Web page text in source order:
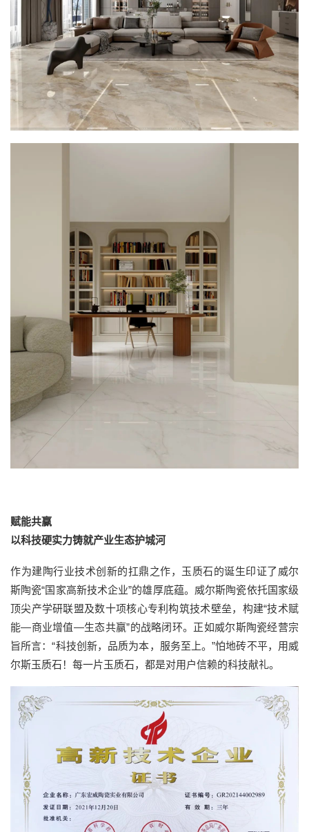
赋能共赢
以科技硬实力铸就产业生态护城河
作为建陶行业技术创新的扛鼎之作，玉质石的诞生印证了威尔
斯陶瓷“国家高新技术企业”的雄厚底蕴。威尔斯陶瓷依托国家级
顶尖产学研联盟及数十项核心专利构筑技术壁垒，构建“技术赋
能—商业增值—生态共赢”的战略闭环。正如威尔斯陶瓷经营宗
旨所言：“科技创新，品质为本，服务至上。”怕地砖不平，用威
尔斯玉质石！每一片玉质石，都是对用户信赖的科技献礼。